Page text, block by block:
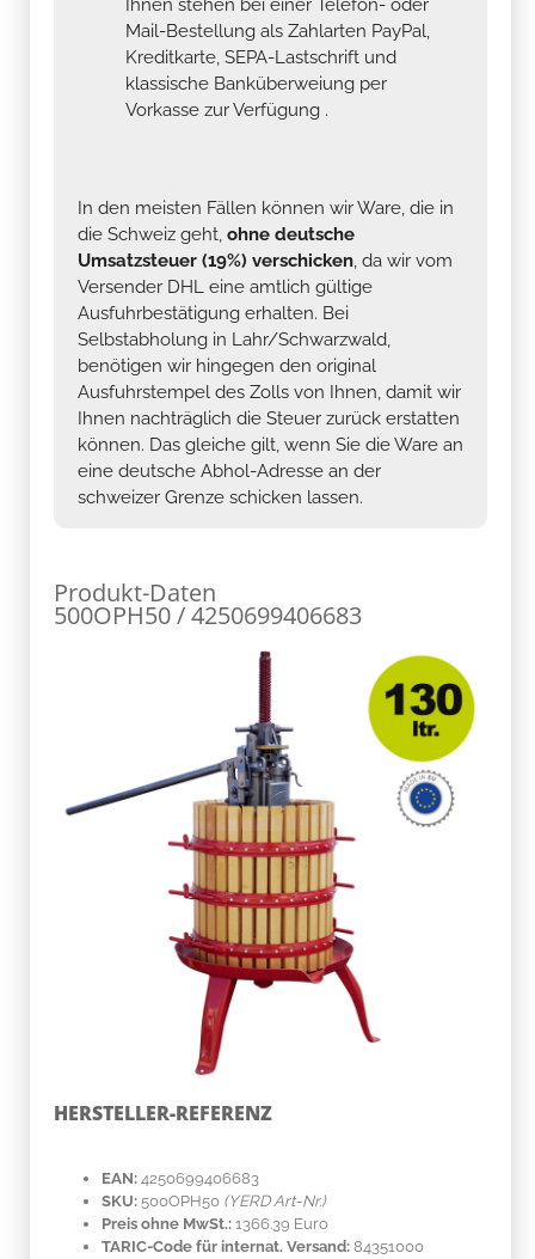
Ihnen stehen bei einer Telefon- oder
Mail-Bestellung als Zahlarten PayPal,
Kreditkarte, SEPA-Lastschrift und
klassische Banküberweiung per
Vorkasse zur Verfügung .
In den meisten Fällen können wir Ware, die in
die Schweiz geht, ohne deutsche
Umsatzsteuer (19%) verschicken, da wir vom
Versender DHL eine amtlich gültige
Ausfuhrbestätigung erhalten. Bei
Selbstabholung in Lahr/Schwarzwald,
benötigen wir hingegen den original
Ausfuhrstempel des Zolls von Ihnen, damit wir
Ihnen nachträglich die Steuer zurück erstatten
können. Das gleiche gilt, wenn Sie die Ware an
eine deutsche Abhol-Adresse an der
schweizer Grenze schicken lassen.
Produkt-Daten
500OPH50 / 4250699406683
HERSTELLER-REFERENZ
EAN: 4250699406683
SKU: 500OPH50 (YERD Art-Nr.)
Preis ohne MwSt.: 1366.39 Euro
TARIC-Code für internat. Versand: 84351000